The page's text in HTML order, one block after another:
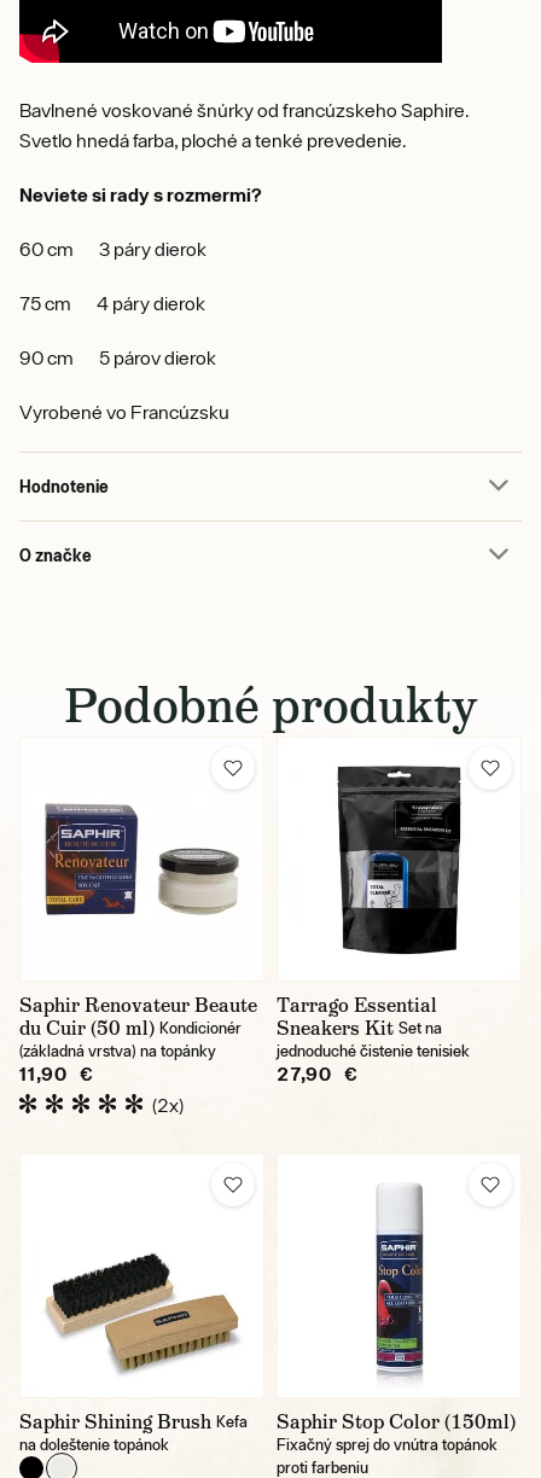
Bavlnené voskované šnúrky od francúzskeho Saphire.
Svetlo hnedá farba, ploché a tenké prevedenie.
Neviete si rady s rozmermi?
60 cm 3 páry dierok
75 cm 4 páry dierok
90 cm 5 párov dierok
Vyrobené vo Francúzsku
Hodnotenie
O značke
Podobné produkty
Saphir Renovateur Beaute
du Cuir (50 ml) Kondicionér
(základná vrstva) na topánky
11,90 €
(2x)
Tarrago Essential
Sneakers Kit Set na
jednoduché čistenie tenisiek
27,90 €
Saphir Shining Brush Kefa
na doleštenie topánok
Saphir Stop Color (150ml)
Fixačný sprej do vnútra topánok
proti farbeniu